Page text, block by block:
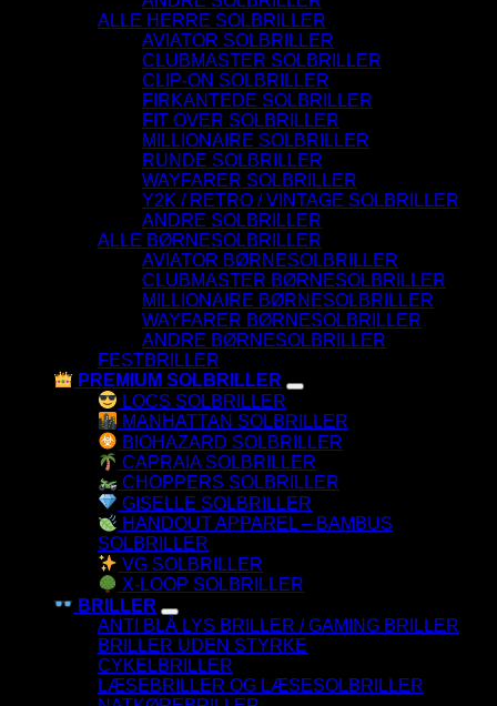
ALLE HERRE SOLBRILLER
AVIATOR SOLBRILLER
CLUBMASTER SOLBRILLER
CLIP-ON SOLBRILLER
FIRKANTEDE SOLBRILLER
FIT OVER SOLBRILLER
MILLIONAIRE SOLBRILLER
RUNDE SOLBRILLER
WAYFARER SOLBRILLER
Y2K / RETRO / VINTAGE SOLBRILLER
ANDRE SOLBRILLER
ALLE BØRNESOLBRILLER
AVIATOR BØRNESOLBRILLER
CLUBMASTER BØRNESOLBRILLER
MILLIONAIRE BØRNESOLBRILLER
WAYFARER BØRNESOLBRILLER
ANDRE BØRNESOLBRILLER
FESTBRILLER
PREMIUM SOLBRILLER
LOCS SOLBRILLER
MANHATTAN SOLBRILLER
BIOHAZARD SOLBRILLER
CAPRAIA SOLBRILLER
CHOPPERS SOLBRILLER
GISELLE SOLBRILLER
HANDOUT APPAREL – BAMBUS
SOLBRILLER
VG SOLBRILLER
X-LOOP SOLBRILLER
BRILLER
ANTI BLÅ LYS BRILLER / GAMING BRILLER
BRILLER UDEN STYRKE
CYKELBRILLER
LÆSEBRILLER OG LÆSESOLBRILLER